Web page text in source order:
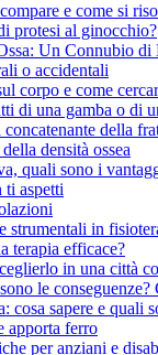
e come si
protesi al ginocchio?
Un Connubio di
o accidentali
corpo e come
di una gamba o di
della
densità ossea
quali sono i
ti aspetti
strumentali in
terapia efficace?
in una città
le
cosa sapere e quali
apporta ferro
per anziani e